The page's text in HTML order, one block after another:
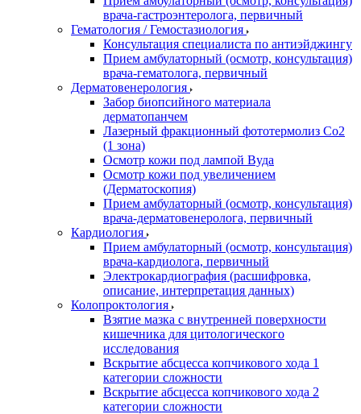
врача-гастроэнтеролога, первичный
Гематология / Гемостазиология
Консультация специалиста по антиэйджингу
Прием амбулаторный (осмотр, консультация)
врача-гематолога, первичный
Дерматовенерология
Забор биопсийного материала
дерматопанчем
Лазерный фракционный фототермолиз Со2
(1 зона)
Осмотр кожи под лампой Вуда
Осмотр кожи под увеличением
(Дерматоскопия)
Прием амбулаторный (осмотр, консультация)
врача-дерматовенеролога, первичный
Кардиология
Прием амбулаторный (осмотр, консультация)
врача-кардиолога, первичный
Электрокардиография (расшифровка,
описание, интерпретация данных)
Колопроктология
Взятие мазка с внутренней поверхности
кишечника для цитологического
исследования
Вскрытие абсцесса копчикового хода 1
категории сложности
Вскрытие абсцесса копчикового хода 2
категории сложности